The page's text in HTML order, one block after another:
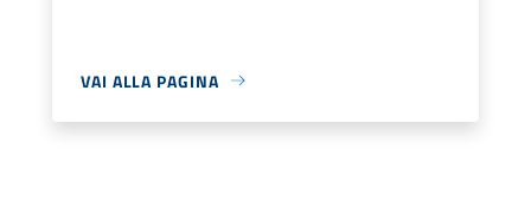
VAI ALLA PAGINA